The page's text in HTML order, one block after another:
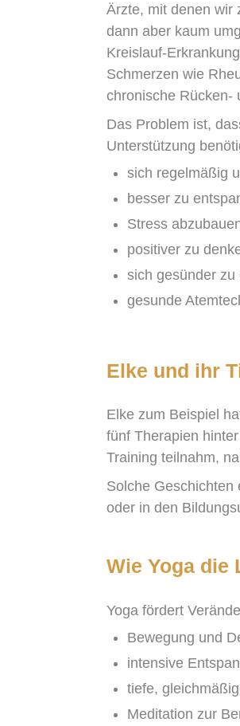
Ärzte, mit denen wir
dann aber kaum
Kreislauf-
Schmerzen wie
chronische Rücken-
Das Problem ist,
Unterstützung
sich regelmäßig
besser zu
Stress
positiver zu
sich gesünder zu
gesunde
Elke und ihr
Elke zum Beispiel
fünf Therapien
Training teilnahm,
Solche Geschichten
oder in den
Wie Yoga
Yoga fördert
Bewegung und
intensive
tiefe,
Meditation zur